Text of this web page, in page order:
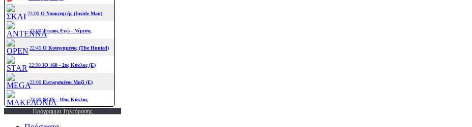
Πρόγραμμα Τηλεόρασης